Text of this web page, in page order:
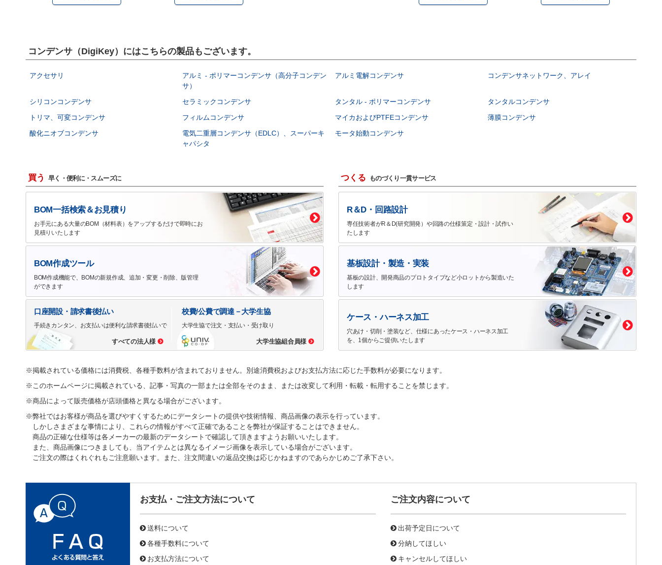
コンデンサ（DigiKey）にはこちらの製品もございます。
アクセサリ
アルミ - ポリマーコンデンサ（高分子コンデン
サ）
アルミ電解コンデンサ コンデンサネットワーク、アレイ
シリコンコンデンサ セラミックコンデンサ タンタル - ポリマーコンデンサ
タンタルコンデンサ
トリマ、可変コンデンサ
フィルムコンデンサ マイカおよびPTFEコンデンサ
薄膜コンデンサ
酸化ニオブコンデンサ
電気二重層コンデンサ（EDLC）、スーパーキ
ャパシタ
モータ始動コンデンサ
買う 早く・便利に・スムーズに
BOM一括検索＆お見積り
お手元にある大量のBOM（材料表）をアップするだけで即時にお
見積りいたします
BOM作成ツール
BOM作成機能で、BOMの新規作成、追加・変更・削除、版管理
ができます
口座開設・請求書後払い
手続きカンタン、お支払いは便利な請求書後払いで
すべての法人様
校費/公費で調達－大学生協
大学生協で注文・支払い・受け取り
大学生協組合員様
つくる ものづくり一貫サービス
R＆D・回路設計
専任技術者がR＆D(研究開発）や回路の仕様策定・設計・試作い
たします
基板設計・製造・実装
基板の設計、開発商品のプロトタイプなど小ロットから製造いた
します
ケース・ハーネス加工
穴あけ・切削・塗装など、仕様にあったケース・ハーネス加工
を、1個からご提供いたします
※掲載されている価格には消費税、各種手数料が含まれておりません。別途消費税およびお支払方法に応じた手数料が必要になります。
※このホームページに掲載されている、記事・写真の一部または全部をそのまま、または改変して利用・転載・転用することを禁じます。
※商品によって販売価格が店頭価格と異なる場合がございます。
※弊社ではお客様が商品を選びやすくするためにデータシートの提供や技術情報、商品画像の表示を行っています。
しかしさまざまな事情により、これらの情報がすべて正確であることを弊社が保証することはできません。
商品の正確な仕様等は各メーカーの最新のデータシートで確認して頂きますようお願いいたします。
また、商品画像につきましても、当アイテムとは異なるイメージ画像を表示している場合がございます。
ご注文の際はくれぐれもご注意願います。また、注文間違いの返品交換は応じかねますのであらかじめご了承下さい。
お支払・ご注文方法について
送料について
各種手数料について
お支払方法について
ご注文内容について
出荷予定日について
分納してほしい
キャンセルしてほしい